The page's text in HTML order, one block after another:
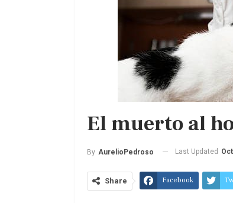
El muerto al
By AurelioPedroso Last Updated
Share Facebook